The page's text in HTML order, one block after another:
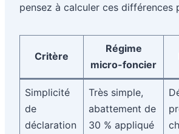
pensez à calculer ces différences
Critère
Régime
micro-foncier
Simplicité
de
déclaration
Très simple,
abattement de
30 % appliqué